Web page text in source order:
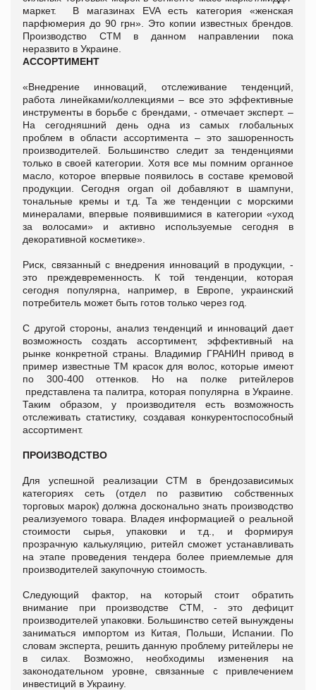
маркет. В магазинах EVA есть категория «женская
парфюмерия до 90 грн». Это копии известных брендов.
Производство СТМ в данном направлении пока
неразвито в Украине.
АССОРТИМЕНТ
«Внедрение инноваций, отслеживание тенденций,
работа линейками/коллекциями – все это эффективные
инструменты в борьбе с брендами, - отмечает эксперт. –
На сегодняшний день одна из самых глобальных
проблем в области ассортимента – это зашоренность
производителей. Большинство следит за тенденциями
только в своей категории. Хотя все мы помним органное
масло, которое впервые появилось в составе кремовой
продукции. Сегодня organ oil добавляют в шампуни,
тональные кремы и т.д. Та же тенденции с морскими
минералами, впервые появившимися в категории «уход
за волосами» и активно используемые сегодня в
декоративной косметике».
Риск, связанный с внедрения инноваций в продукции, -
это преждевременность. К той тенденции, которая
сегодня популярна, например, в Европе, украинский
потребитель может быть готов только через год.
С другой стороны, анализ тенденций и инноваций дает
возможность создать ассортимент, эффективный на
рынке конкретной страны. Владимир ГРАНИН привод в
пример известные ТМ красок для волос, которые имеют
по 300-400 оттенков. Но на полке ритейлеров
представлена та палитра, которая популярна в Украине.
Таким образом, у производителя есть возможность
отслеживать статистику, создавая конкурентоспособный
ассортимент.
ПРОИЗВОДСТВО
Для успешной реализации СТМ в брендозависимых
категориях сеть (отдел по развитию собственных
торговых марок) должна досконально знать производство
реализуемого товара. Владея информацией о реальной
стоимости сырья, упаковки и т.д., и формируя
прозрачную калькуляцию, ритейл сможет устанавливать
на этапе проведения тендера более приемлемые для
производителей закупочную стоимость.
Следующий фактор, на который стоит обратить
внимание при производстве СТМ, - это дефицит
производителей упаковки. Большинство сетей вынуждены
заниматься импортом из Китая, Польши, Испании. По
словам эксперта, решить данную проблему ритейлеры не
в силах. Возможно, необходимы изменения на
законодательном уровне, связанные с привлечением
инвестиций в Украину.